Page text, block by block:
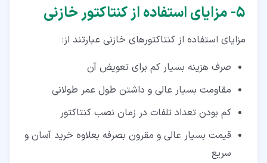
۵‏- مزایای استفاده از کنتاکتور خازنی
مزایای استفاده از کنتاکتورهای خازنی عبارتند از:
صرف هزینه بسیار کم برای تعویض آن
مقاومت بسیار عالی و داشتن طول عمر طولانی
کم بودن تعداد تلفات در زمان نصب کنتاکتور
قیمت بسیار عالی و مقرون بصرفه بعلاوه خرید آسان و
سریع